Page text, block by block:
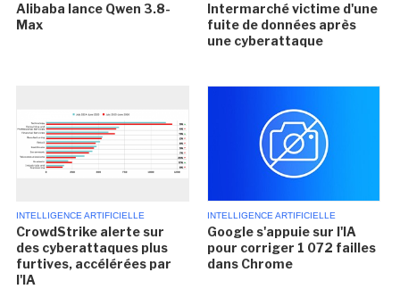
Alibaba lance Qwen 3.8-
Max
Intermarché victime d'une
fuite de données après
une cyberattaque
INTELLIGENCE ARTIFICIELLE
CrowdStrike alerte sur
des cyberattaques plus
furtives, accélérées par
l'IA
INTELLIGENCE ARTIFICIELLE
Google s'appuie sur l'IA
pour corriger 1 072 failles
dans Chrome